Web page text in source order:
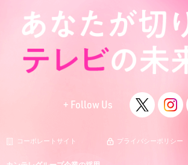
+ Follow Us
コーポレートサイト プライバシーポリシー